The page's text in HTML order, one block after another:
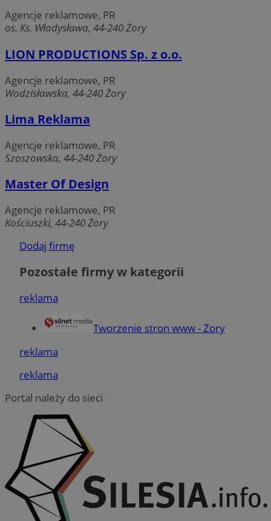
Agencje reklamowe, PR
os. Ks. Władysława, 44-240 Żory
LION PRODUCTIONS Sp. z o.o.
Agencje reklamowe, PR
Wodzisławska, 44-240 Żory
Lima Reklama
Agencje reklamowe, PR
Szoszowska, 44-240 Żory
Master Of Design
Agencje reklamowe, PR
Kościuszki, 44-240 Żory
Dodaj firmę
Pozostałe firmy w kategorii
reklama
Tworzenie stron www - Żory
reklama
reklama
Portal należy do sieci
suid
euds
Policy